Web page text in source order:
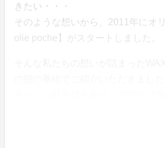
きたい・・・
そのような想いから、2011年にオ
olie poche】がスタートしました。